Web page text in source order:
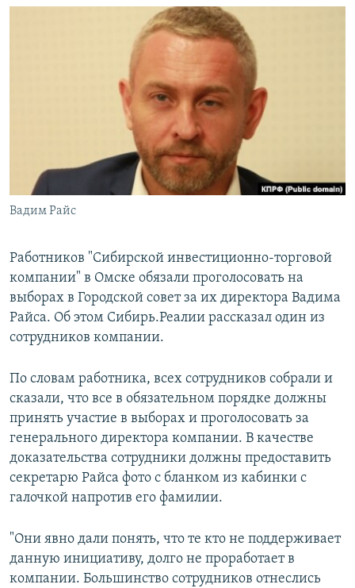
РАСПИСАНИЕ ВЕЩАНИЯ
ПОДПИШИТЕСЬ НА РАССЫЛКУ
Все сайты РСЕ/РС
Вадим Райс
Работников "Сибирской инвестиционно-торговой
компании" в Омске обязали проголосовать на
выборах в Городской совет за их директора Вадима
Райса. Об этом Сибирь.Реалии рассказал один из
сотрудников компании.
По словам работника, всех сотрудников собрали и
сказали, что все в обязательном порядке должны
принять участие в выборах и проголосовать за
генерального директора компании. В качестве
доказательства сотрудники должны предоставить
секретарю Райса фото с бланком из кабинки с
галочкой напротив его фамилии.
"Они явно дали понять, что те кто не поддерживает
данную инициативу, долго не проработает в
компании. Большинство сотрудников отнеслись